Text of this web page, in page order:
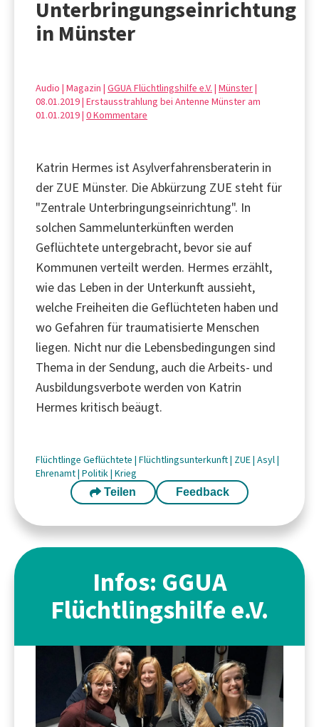
Unterbringungseinrichtung
in Münster
Audio | Magazin | GGUA Flüchtlingshilfe e.V. | Münster|
08.01.2019 | Erstausstrahlung bei Antenne Münster am
01.01.2019 | 0 Kommentare
Katrin Hermes ist Asylverfahrensberaterin in
der ZUE Münster. Die Abkürzung ZUE steht für
"Zentrale Unterbringungseinrichtung". In
solchen Sammelunterkünften werden
Geflüchtete untergebracht, bevor sie auf
Kommunen verteilt werden. Hermes erzählt,
wie das Leben in der Unterkunft aussieht,
welche Freiheiten die Geflüchteten haben und
wo Gefahren für traumatisierte Menschen
liegen. Nicht nur die Lebensbedingungen sind
Thema in der Sendung, auch die Arbeits- und
Ausbildungsverbote werden von Katrin
Hermes kritisch beäugt.
Flüchtlinge Geflüchtete | Flüchtlingsunterkunft| ZUE| Asyl|
Ehrenamt| Politik| Krieg
Teilen Feedback
Infos: GGUA
Flüchtlingshilfe e.V.